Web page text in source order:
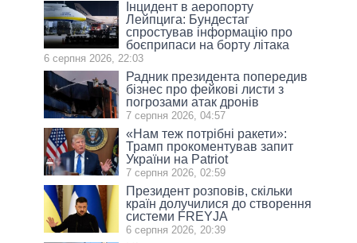
Інцидент в аеропорту
Лейпцига: Бундестаг
спростував інформацію про
боєприпаси на борту літака
6 серпня 2026, 22:03
Радник президента попередив
бізнес про фейкові листи з
погрозами атак дронів
7 серпня 2026, 04:57
«Нам теж потрібні ракети»:
Трамп прокоментував запит
України на Patriot
7 серпня 2026, 02:59
Президент розповів, скільки
країн долучилися до створення
системи FREYJA
6 серпня 2026, 20:39